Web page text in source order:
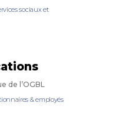
sociaux et
de l’OGBL
& employés